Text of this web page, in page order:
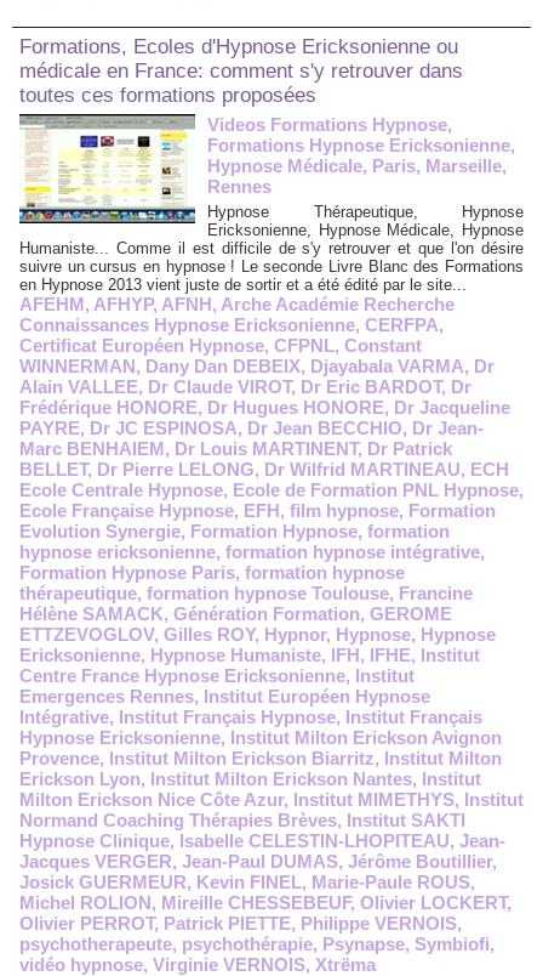
Formations, Ecoles d'Hypnose Ericksonienne ou
médicale en France: comment s'y retrouver dans
toutes ces formations proposées
Videos Formations Hypnose,
Formations Hypnose Ericksonienne,
Hypnose Médicale, Paris, Marseille,
Rennes
Hypnose Thérapeutique, Hypnose
Ericksonienne, Hypnose Médicale, Hypnose
Humaniste... Comme il est difficile de s'y retrouver et que l'on désire
suivre un cursus en hypnose ! Le seconde Livre Blanc des Formations
en Hypnose 2013 vient juste de sortir et a été édité par le site...
AFEHM, AFHYP, AFNH, Arche Académie Recherche
Connaissances Hypnose Ericksonienne, CERFPA,
Certificat Européen Hypnose, CFPNL, Constant
WINNERMAN, Dany Dan DEBEIX, Djayabala VARMA, Dr
Alain VALLEE, Dr Claude VIROT, Dr Eric BARDOT, Dr
Frédérique HONORE, Dr Hugues HONORE, Dr Jacqueline
PAYRE, Dr JC ESPINOSA, Dr Jean BECCHIO, Dr Jean-
Marc BENHAIEM, Dr Louis MARTINENT, Dr Patrick
BELLET, Dr Pierre LELONG, Dr Wilfrid MARTINEAU, ECH
Ecole Centrale Hypnose, Ecole de Formation PNL Hypnose,
Ecole Française Hypnose, EFH, film hypnose, Formation
Evolution Synergie, Formation Hypnose, formation
hypnose ericksonienne, formation hypnose intégrative,
Formation Hypnose Paris, formation hypnose
thérapeutique, formation hypnose Toulouse, Francine
Hélène SAMACK, Génération Formation, GEROME
ETTZEVOGLOV, Gilles ROY, Hypnor, Hypnose, Hypnose
Ericksonienne, Hypnose Humaniste, IFH, IFHE, Institut
Centre France Hypnose Ericksonienne, Institut
Emergences Rennes, Institut Européen Hypnose
Intégrative, Institut Français Hypnose, Institut Français
Hypnose Ericksonienne, Institut Milton Erickson Avignon
Provence, Institut Milton Erickson Biarritz, Institut Milton
Erickson Lyon, Institut Milton Erickson Nantes, Institut
Milton Erickson Nice Côte Azur, Institut MIMETHYS, Institut
Normand Coaching Thérapies Brèves, Institut SAKTI
Hypnose Clinique, Isabelle CELESTIN-LHOPITEAU, Jean-
Jacques VERGER, Jean-Paul DUMAS, Jérôme Boutillier,
Josick GUERMEUR, Kevin FINEL, Marie-Paule ROUS,
Michel ROLION, Mireille CHESSEBEUF, Olivier LOCKERT,
Olivier PERROT, Patrick PIETTE, Philippe VERNOIS,
psychotherapeute, psychothérapie, Psynapse, Symbiofi,
vidéo hypnose, Virginie VERNOIS, Xtrëma